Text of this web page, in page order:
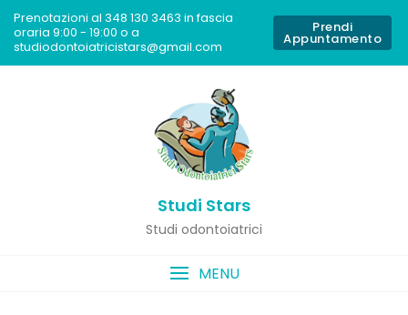
Prenotazioni al 348 130 3463 in fascia
oraria 9:00 - 19:00 o a
studiodontoiatricistars@gmail.com
Prendi
Appuntamento
Studi Stars
Studi odontoiatrici
MENU